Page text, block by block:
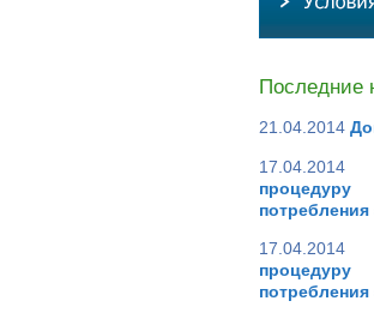
Последние
21.04.2014
17.04.2014
потребления
17.04.2014
потребления